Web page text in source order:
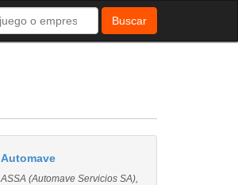
Buscar
Automave
ASSA (Automave Servicios SA),